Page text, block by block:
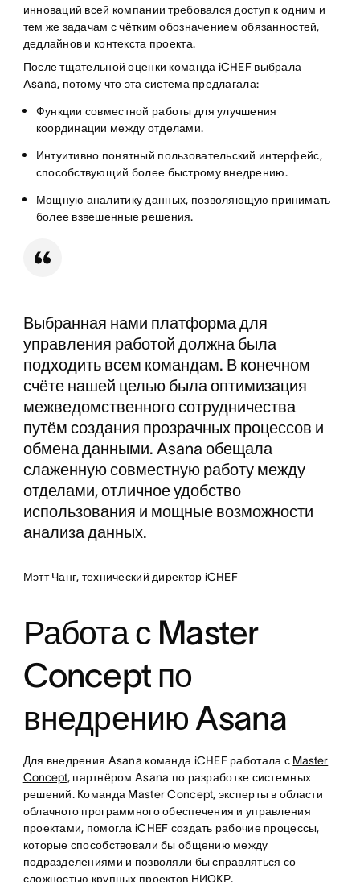
инноваций всей компании требовался доступ к одним и
тем же задачам с чётким обозначением обязанностей,
дедлайнов и контекста проекта.
После тщательной оценки команда iCHEF выбрала
Asana, потому что эта система предлагала:
Функции совместной работы для улучшения
координации между отделами.
Интуитивно понятный пользовательский интерфейс,
способствующий более быстрому внедрению.
Мощную аналитику данных, позволяющую принимать
более взвешенные решения.
Выбранная нами платформа для
управления работой должна была
подходить всем командам. В конечном
счёте нашей целью была оптимизация
межведомственного сотрудничества
путём создания прозрачных процессов и
обмена данными. Asana обещала
слаженную совместную работу между
отделами, отличное удобство
использования и мощные возможности
анализа данных.
Мэтт Чанг, технический директор iCHEF
Работа с Master
Concept по
внедрению Asana
Для внедрения Asana команда iCHEF работала с Master
Concept, партнёром Asana по разработке системных
решений. Команда Master Concept, эксперты в области
облачного программного обеспечения и управления
проектами, помогла iCHEF создать рабочие процессы,
которые способствовали бы общению между
подразделениями и позволяли бы справляться со
сложностью крупных проектов НИОКР.